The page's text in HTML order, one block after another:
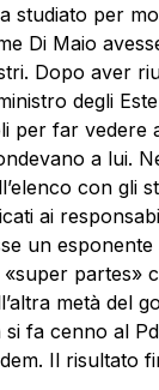
studiato per
Di Maio
Dopo aver
degli
per far vedere
a lui.
con gli
ai
un
partes»
metà del
si fa cenno al
Il risultato